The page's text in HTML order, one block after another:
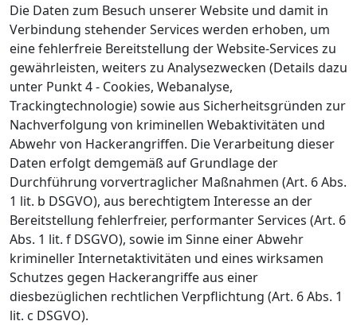
Die Daten zum Besuch unserer Website und damit in
Verbindung stehender Services werden erhoben, um
eine fehlerfreie Bereitstellung der Website-Services zu
gewährleisten, weiters zu Analysezwecken (Details dazu
unter Punkt 4 - Cookies, Webanalyse,
Trackingtechnologie) sowie aus Sicherheitsgründen zur
Nachverfolgung von kriminellen Webaktivitäten und
Abwehr von Hackerangriffen. Die Verarbeitung dieser
Daten erfolgt demgemäß auf Grundlage der
Durchführung vorvertraglicher Maßnahmen (Art. 6 Abs.
1 lit. b DSGVO), aus berechtigtem Interesse an der
Bereitstellung fehlerfreier, performanter Services (Art. 6
Abs. 1 lit. f DSGVO), sowie im Sinne einer Abwehr
krimineller Internetaktivitäten und eines wirksamen
Schutzes gegen Hackerangriffe aus einer
diesbezüglichen rechtlichen Verpflichtung (Art. 6 Abs. 1
lit. c DSGVO).